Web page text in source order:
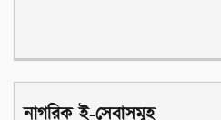
নাগরিক ই-সেবাসমূহ